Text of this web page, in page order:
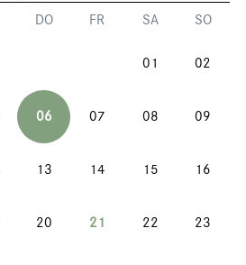
DO FR SA SO
01 02
06 07 08 09
13 14 15 16
20 21 22 23